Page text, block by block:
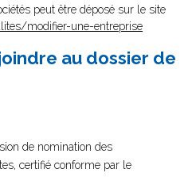
peut être déposé sur le site
modifier-une-entreprise
au dossier de
de nomination des
certifié conforme par le